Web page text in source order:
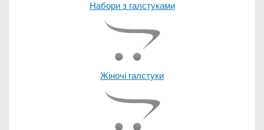
Набори з галстуками
Жіночі галстуки